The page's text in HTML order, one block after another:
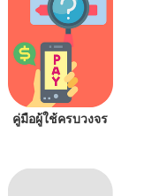
คู่มือผู้ใช้ครบวงจร